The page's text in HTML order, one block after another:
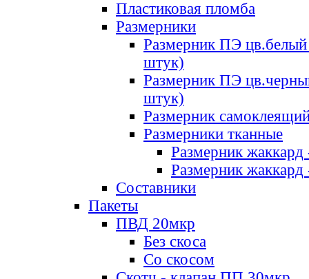
Пластиковая пломба
Размерники
Размерник ПЭ цв.белый
штук)
Размерник ПЭ
штук)
Размерник
Размерники тканные
Размерник
Размерник
Составники
Пакеты
ПВД 20мкр
Без скоса
Со скосом